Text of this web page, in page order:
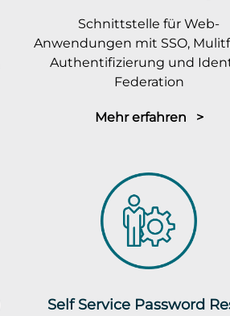
Schnittstelle für Web-
Anwendungen mit SSO,
Authentifizierung und
Federation
Mehr erfahren >
Self Service Password